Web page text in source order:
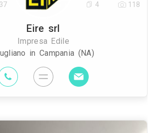
Eire srl
Impresa Edile
in Campania (NA)
37 4 118